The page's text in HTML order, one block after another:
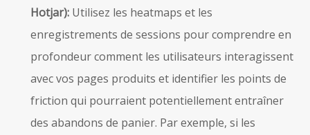
Hotjar): Utilisez les heatmaps et les
enregistrements de sessions pour comprendre en
profondeur comment les utilisateurs interagissent
avec vos pages produits et identifier les points de
friction qui pourraient potentiellement entraîner
des abandons de panier. Par exemple, si les